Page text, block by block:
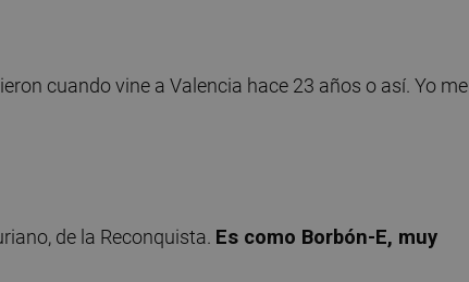
cuando vine a Valencia hace 23 años o así. Yo me
de la Reconquista. Es como Borbón-E, muy